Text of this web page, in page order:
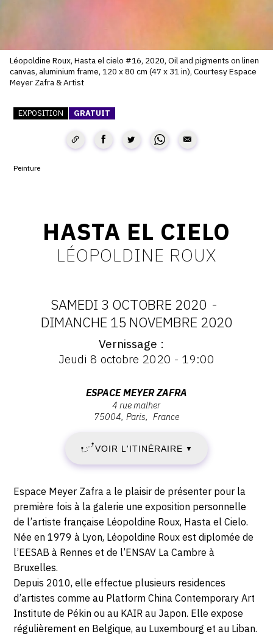
ABONNEMENTS DÉDIÉS AUX GALERISTES
CRÉER SON CATALOGUE D'EXPO
PUBLIER SES EXPOSITIONS
L'ÉQUIPE OAM
CGU
INSTAGRAM
FACEBOOK
TWITTER
PINTEREST
Léopoldine Roux, Hasta el cielo #16, 2020, Oil and pigments on linen
canvas, aluminium frame, 120 x 80 cm (47 x 31 in), Courtesy Espace
Meyer Zafra & Artist
EXPOSITION GRATUIT
Peinture
HASTA EL CIELO
LÉOPOLDINE ROUX
DATES
:
3
2020
-
DIMANCHE
15
NOVEMBRE
2020
SAMEDI 3 OCTOBRE 2020 -
DIMANCHE 15 NOVEMBRE 2020
Vernissage
Jeudi 8 octobre 2020 - 19:00
rue
Malher,
75004
Paris
ESPACE MEYER ZAFRA
4 rue malher
75004 Paris France
VOIR L'ITINÉRAIRE ▼
Description,
horaires...
Espace Meyer Zafra a le plaisir de présenter pour la
première fois à la galerie une exposition personnelle
de l’artiste française Léopoldine Roux, Hasta el Cielo.
Née en 1979 à Lyon, Léopoldine Roux est diplomée de
l’EESAB à Rennes et de l’ENSAV La Cambre à
Bruxelles.
Depuis 2010, elle effectue plusieurs residences
d’artistes comme au Platform China Contemporary Art
Institute de Pékin ou au KAIR au Japon. Elle expose
régulièrement en Belgique, au Luxembourg et au Liban.